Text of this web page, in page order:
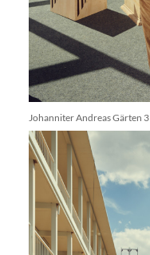
Johanniter Andreas Gärten 3